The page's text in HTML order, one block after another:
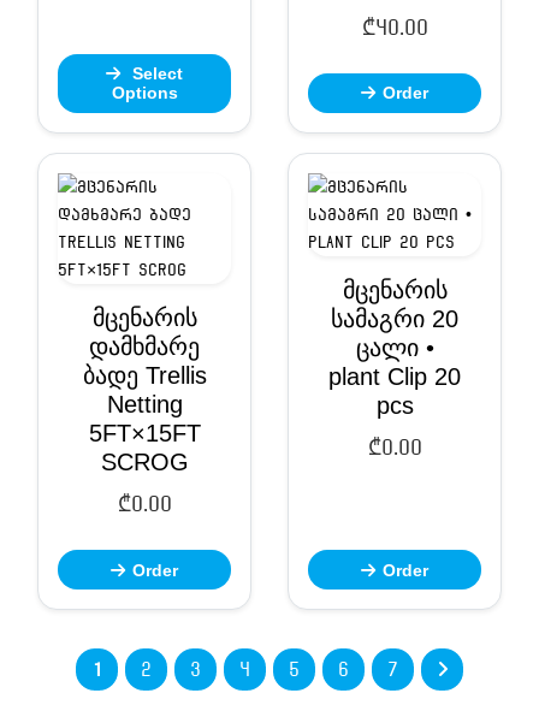
Select
Options
₾40.00
Order
მცენარის
დამხმარე
ბადე Trellis
Netting
5FT×15FT
SCROG
₾0.00
Order
მცენარის
სამაგრი 20
ცალი •
plant Clip 20
pcs
₾0.00
Order
1 2 3 4 5 6 7